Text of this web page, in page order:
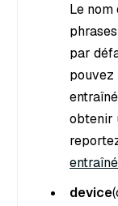
Le
par
obtenir
device